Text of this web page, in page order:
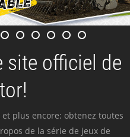
site officiel de
plus encore: obtenez toutes
de la série de jeux de